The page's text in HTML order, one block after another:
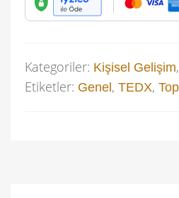
Kategoriler: Kişisel Gelişim,
Etiketler: Genel , TEDX,